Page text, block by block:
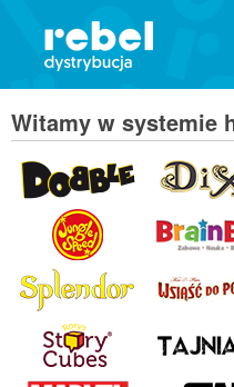
Witamy w systemie